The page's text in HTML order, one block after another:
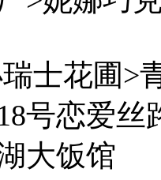
士花圃>
号恋爱
大饭馆